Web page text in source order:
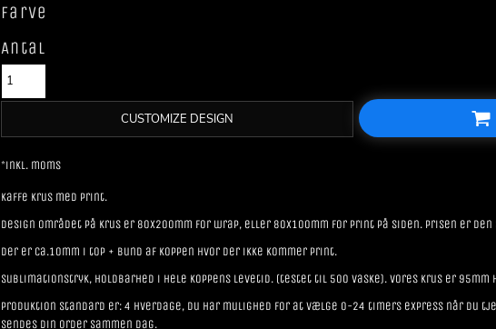
Farve
Antal
CUSTOMIZE DESIGN
*inkl. moms
Kaffe krus med print.
Design området på krus er 80x200mm for wrap, eller 80x100mm for print på siden. Prisen er
Der er ca.10mm i top + bund af koppen hvor der ikke kommer print.
Sublimationstryk, holdbarhed i hele koppens levetid. (testet til 500 vaske). Vores krus er 95mm
Produktion standard er: 4 hverdage, du har mulighed for at vælge 0-24 timers express når du
sendes din order sammen dag.